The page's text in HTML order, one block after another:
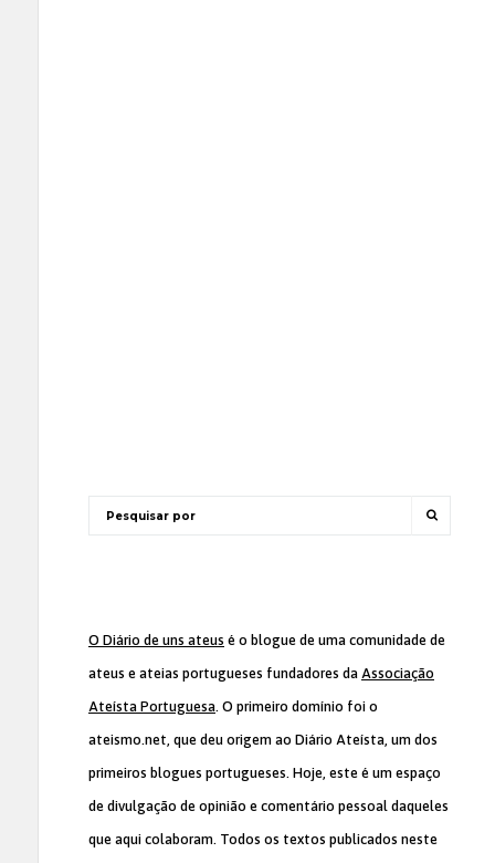
O Diário de uns ateus é o blogue de uma comunidade de
ateus e ateias portugueses fundadores da Associação
Ateísta Portuguesa. O primeiro domínio foi o
ateismo.net, que deu origem ao Diário Ateísta, um dos
primeiros blogues portugueses. Hoje, este é um espaço
de divulgação de opinião e comentário pessoal daqueles
que aqui colaboram. Todos os textos publicados neste